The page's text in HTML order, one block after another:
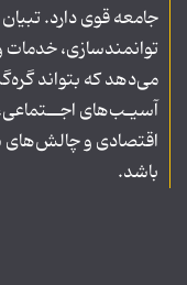
جامعه قوی دارد.
توانمندسازی، خدمات
می‌دهد که بتواند
آسیـب‌های
اقتصادی و چالش‌های
باشد.